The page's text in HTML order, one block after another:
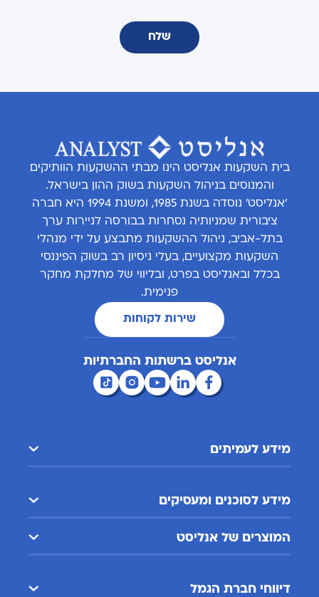
שלח
בית השקעות אנליסט הינו מבתי ההשקעות הוותיקים
והמנוסים בניהול השקעות בשוק ההון בישראל.
'אנליסט' נוסדה בשנת 1985, ומשנת 1994 היא חברה
ציבורית שמניותיה נסחרות בבורסה לניירות ערך
בתל-אביב, ניהול ההשקעות מתבצע על ידי מנהלי
השקעות מקצועיים, בעלי ניסיון רב בשוק הפיננסי
בכלל ובאנליסט בפרט, ובליווי של מחלקת מחקר
פנימית.
שירות לקוחות
אנליסט ברשתות החברתיות
מידע לעמיתים
מידע לסוכנים ומעסיקים
המוצרים של אנליסט
דיווחי חברת הגמל